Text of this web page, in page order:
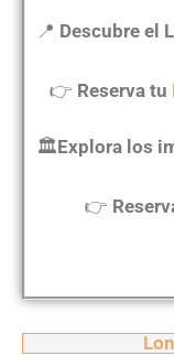
📍 Descubre el
👉 Reserva tu
🏛Explora los
👉